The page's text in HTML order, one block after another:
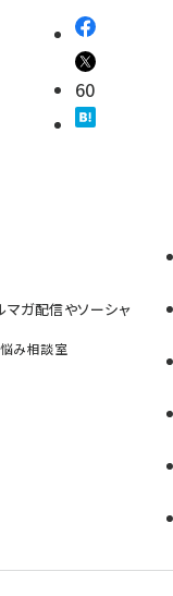
60
マガ配信やソーシャ
み相談室